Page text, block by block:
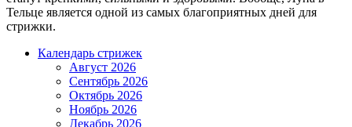
Тельце является одной из самых благоприятных дней для
стрижки.
Календарь стрижек
Август 2026
Сентябрь 2026
Октябрь 2026
Ноябрь 2026
Декабрь 2026